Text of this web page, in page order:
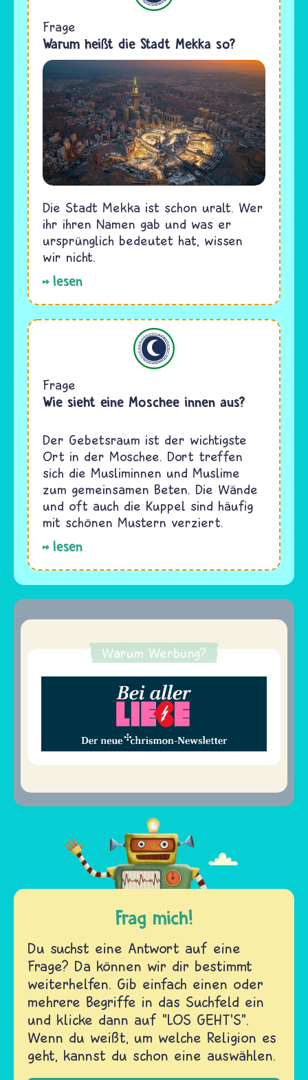
Frage
Warum heißt die Stadt Mekka so?
Die Stadt Mekka ist schon uralt. Wer
ihr ihren Namen gab und was er
ursprünglich bedeutet hat, wissen
wir nicht.
lesen
Frage
Wie sieht eine Moschee innen aus?
Der Gebetsraum ist der wichtigste
Ort in der Moschee. Dort treffen
sich die Musliminnen und Muslime
zum gemeinsamen Beten. Die Wände
und oft auch die Kuppel sind häufig
mit schönen Mustern verziert.
lesen
Warum Werbung?
Frag mich!
Du suchst eine Antwort auf eine
Frage? Da können wir dir bestimmt
weiterhelfen. Gib einfach einen oder
mehrere Begriffe in das Suchfeld ein
und klicke dann auf "LOS GEHT'S".
Wenn du weißt, um welche Religion es
geht, kannst du schon eine auswählen.